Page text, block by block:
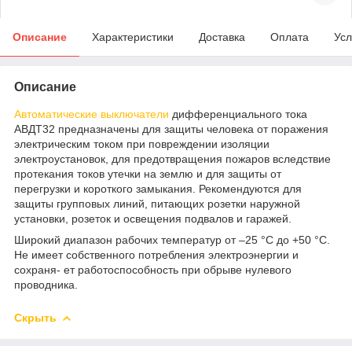
Описание Характеристики Доставка Оплата
Описание
Автоматические выключатели дифференциального тока
АВДТ32 предназначены для защиты человека от поражения
электрическим током при повреждении изоляции
электроустановок, для предотвращения пожаров вследствие
протекания токов утечки на землю и для защиты от
перегрузки и короткого замыкания. Рекомендуются для
защиты групповых линий, питающих розетки наружной
установки, розеток и освещения подвалов и гаражей.
Широкий диапазон рабочих температур от –25 °С до +50 °С.
Не имеет собственного потребления электроэнергии и
сохраня- ет работоспособность при обрыве нулевого
проводника.
Скрыть